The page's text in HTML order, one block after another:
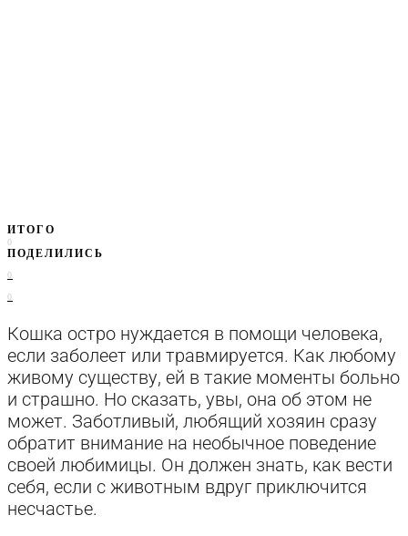
ИТОГО
0
ПОДЕЛИЛИСЬ
0
0
Кошка остро нуждается в помощи человека,
если заболеет или травмируется. Как любому
живому существу, ей в такие моменты больно
и страшно. Но сказать, увы, она об этом не
может. Заботливый, любящий хозяин сразу
обратит внимание на необычное поведение
своей любимицы. Он должен знать, как вести
себя, если с животным вдруг приключится
несчастье.